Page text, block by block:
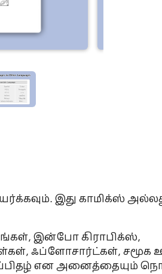
இது காமிக்ஸ்
இன்போ கிராபிக்ஸ்,
ஃப்ளோசார்ட்கள், சமூக
என அனைத்தையும்